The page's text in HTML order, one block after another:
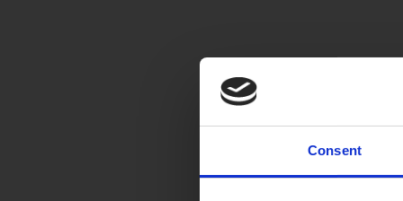
Consent